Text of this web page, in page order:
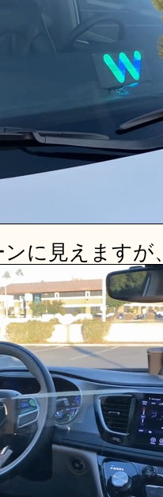
に見えますが